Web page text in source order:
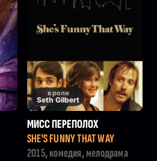
в роли
Seth Gilbert
МИСС ПЕРЕПОЛОХ
SHE'S FUNNY THAT WAY
2015, комедия, мелодрама